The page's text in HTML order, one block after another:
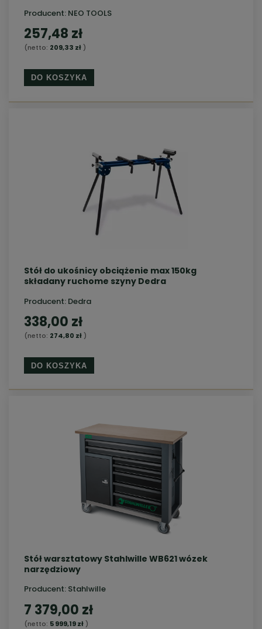
Producent: NEO TOOLS
257,48 zł
(netto: 209,33 zł)
DO KOSZYKA
Stół do ukośnicy obciążenie max 150kg
składany ruchome szyny Dedra
Producent: Dedra
338,00 zł
(netto: 274,80 zł)
DO KOSZYKA
Stół warsztatowy Stahlwille WB621 wózek
narzędziowy
Producent: Stahlwille
7 379,00 zł
(netto: 5 999,19 zł)